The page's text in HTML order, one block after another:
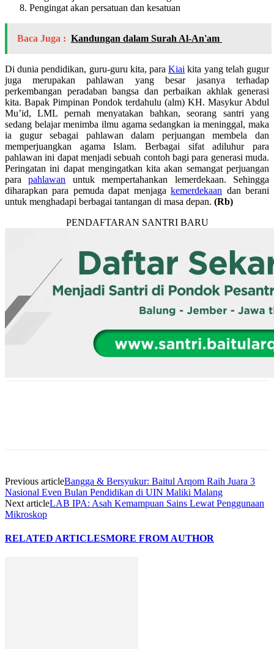
Pengingat akan persatuan dan kesatuan
Baca Juga : Kandungan dalam Surah Al-An'am
Di dunia pendidikan, guru-guru kita, paraKiai kita yang telah gugur
juga merupakan pahlawan yang besar jasanya terhadap
perkembangan peradaban bangsa dan perbaikan akhlak generasi
kita. Bapak Pimpinan Pondok terdahulu (alm) KH. Masykur Abdul
Mu’id, LML pernah menyatakan bahkan, seorang santri yang
sedang belajar menimba ilmu agama sedangkan ia meninggal, maka
ia gugur sebagai pahlawan dalam perjuangan membela dan
memperjuangkan agama Islam. Berbagai sifat adiluhur para
pahlawan ini dapat menjadi sebuah contoh bagi para generasi muda.
Peringatan ini dapat mengingatkan kita akan semangat perjuangan
parapahlawan untuk mempertahankan lemerdekaan. Sehingga
diharapkan para pemuda dapat menjagakemerdekaan dan berani
untuk menghadapi berbagai tantangan di masa depan. (Rb)
PENDAFTARAN SANTRI BARU
Previous articleBangga & Bersyukur: Baitul Arqom Raih Juara 3
Nasional Even Bulan Pendidikan di UIN Maliki Malang
Next articleLAB IPA: Asah Kemampuan Sains Lewat Penggunaan
Mikroskop
RELATED ARTICLESMORE FROM AUTHOR